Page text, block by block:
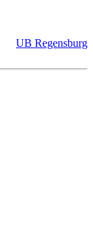
UB Regensburg